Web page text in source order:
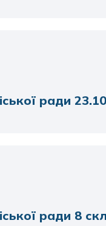
ради
ради 8